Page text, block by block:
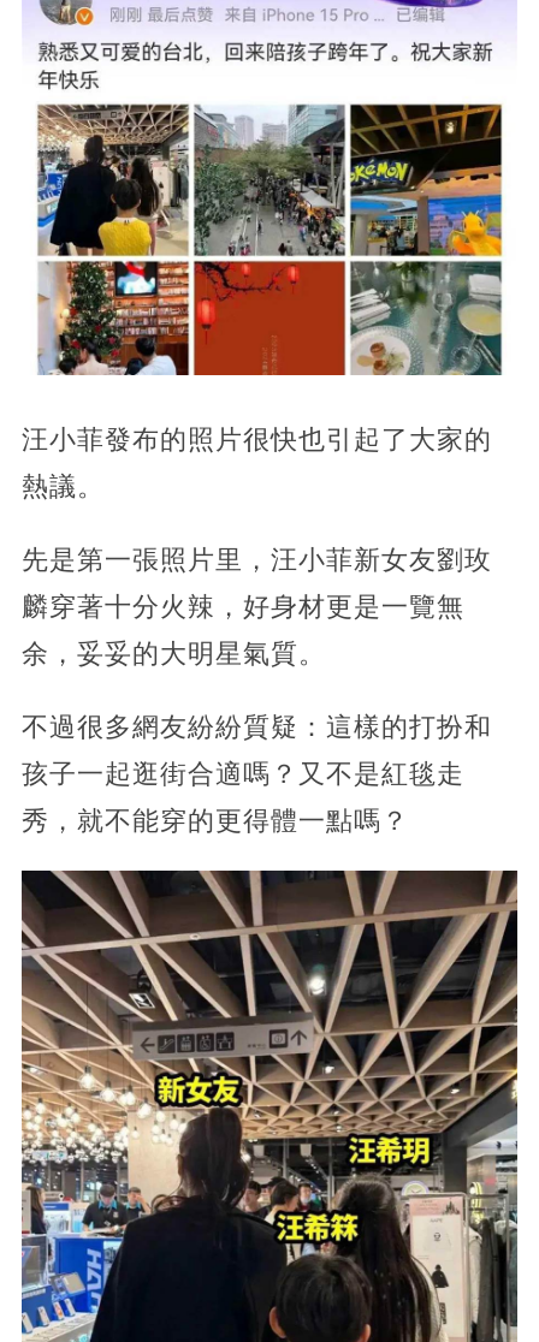
汪小菲發布的照片很快也引起了大家的
熱議。
先是第一張照片里，汪小菲新女友劉玫
麟穿著十分火辣，好身材更是一覽無
余，妥妥的大明星氣質。
不過很多網友紛紛質疑：這樣的打扮和
孩子一起逛街合適嗎？又不是紅毯走
秀，就不能穿的更得體一點嗎？